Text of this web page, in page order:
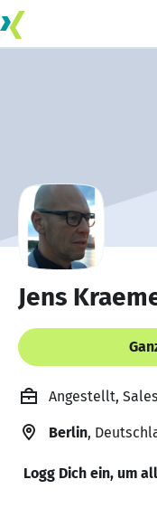
Jens
Angestellt,
Berlin,
Logg Dich ein, um